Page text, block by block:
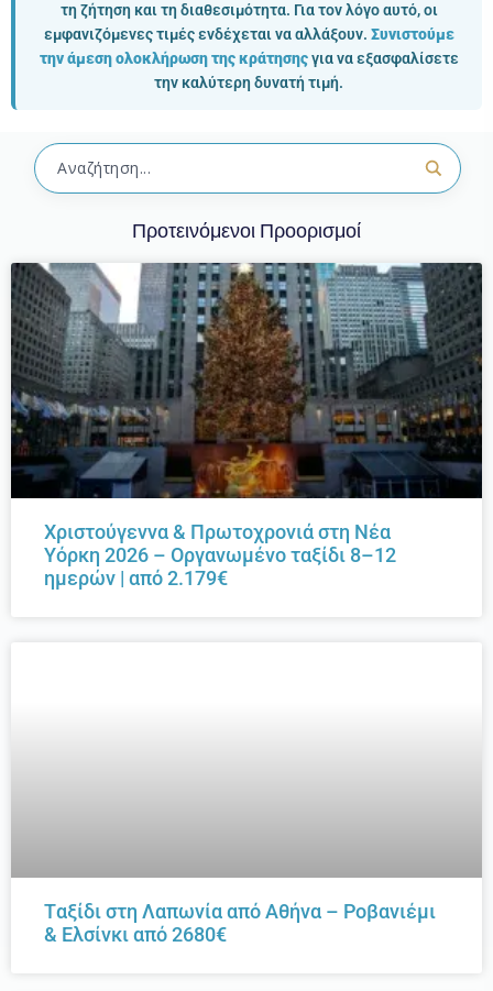
τη ζήτηση και τη διαθεσιμότητα. Για τον λόγο αυτό, οι
εμφανιζόμενες τιμές ενδέχεται να αλλάξουν. Συνιστούμε
την άμεση ολοκλήρωση της κράτησηςγια να εξασφαλίσετε
την καλύτερη δυνατή τιμή.
Προτεινόμενοι Προορισμοί
Χριστούγεννα & Πρωτοχρονιά στη Νέα
Υόρκη 2026 – Οργανωμένο ταξίδι 8–12
ημερών | από 2.179€
Tαξίδι στη Λαπωνία από Αθήνα – Ροβανιέμι
& Ελσίνκι από 2680€